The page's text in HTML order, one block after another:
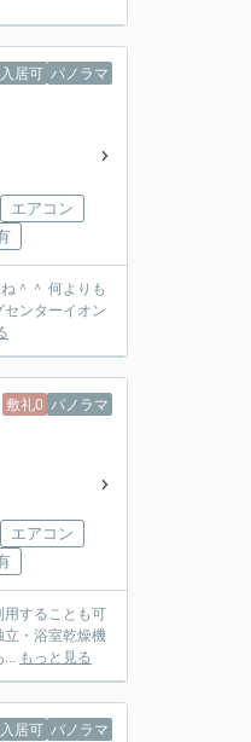
居可 パノラマ
エアコン
＾＾ 何よりも
ンターイオン
敷礼0 パノラマ
エアコン
用することも可
立・浴室乾燥機
... もっと見る
居可 パノラマ